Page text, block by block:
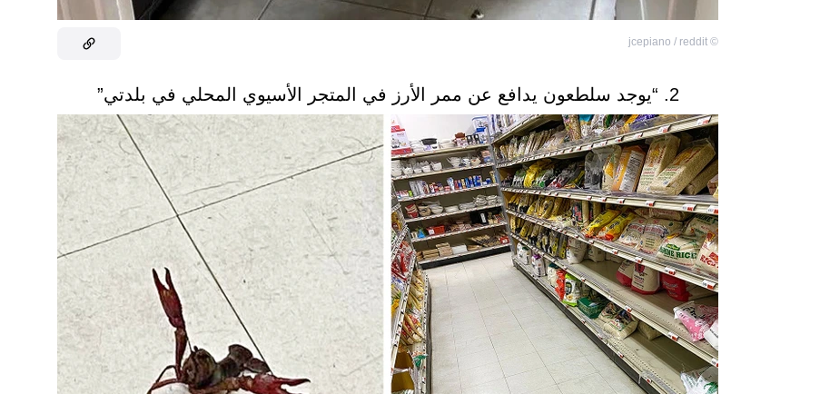
©
jcepiano / reddit
2. “يوجد سلطعون يدافع عن ممر الأرز في المتجر الأسيوي المحلي في بلدتي”